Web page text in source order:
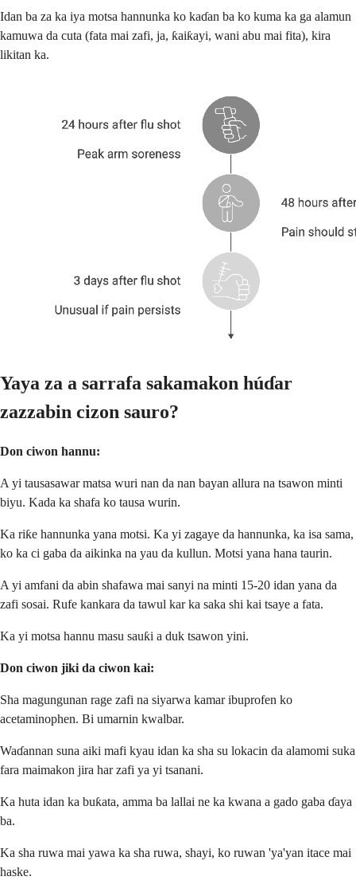
Idan ba za ka iya motsa hannunka ko kaɗan ba ko kuma ka ga alamun
kamuwa da cuta (fata mai zafi, ja, ƙaiƙayi, wani abu mai fita), kira
likitan ka.
Yaya za a sarrafa sakamakon húɗar
zazzabin cizon sauro?
Don ciwon hannu:
A yi tausasawar matsa wuri nan da nan bayan allura na tsawon minti
biyu. Kada ka shafa ko tausa wurin.
Ka riƙe hannunka yana motsi. Ka yi zagaye da hannunka, ka isa sama,
ko ka ci gaba da aikinka na yau da kullun. Motsi yana hana taurin.
A yi amfani da abin shafawa mai sanyi na minti 15-20 idan yana da
zafi sosai. Rufe kankara da tawul kar ka saka shi kai tsaye a fata.
Ka yi motsa hannu masu sauƙi a duk tsawon yini.
Don ciwon jiki da ciwon kai:
Sha magungunan rage zafi na siyarwa kamar ibuprofen ko
acetaminophen. Bi umarnin kwalbar.
Waɗannan suna aiki mafi kyau idan ka sha su lokacin da alamomi suka
fara maimakon jira har zafi ya yi tsanani.
Ka huta idan ka buƙata, amma ba lallai ne ka kwana a gado gaba ɗaya
ba.
Ka sha ruwa mai yawa ka sha ruwa, shayi, ko ruwan 'ya'yan itace mai
haske.